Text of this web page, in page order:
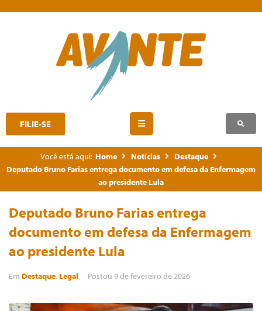
FILIE-SE
Você está aqui: Home Notícias
Destaque
Deputado Bruno Farias entrega documento em defesa da Enfermagem
ao presidente Lula
Deputado Bruno Farias entrega
documento em defesa da Enfermagem
ao presidente Lula
Em Destaque, Legal Postou 9 de fevereiro de 2026